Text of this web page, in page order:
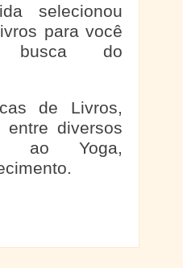
selecionou
para você
do
de Livros,
entre diversos
ao Yoga,